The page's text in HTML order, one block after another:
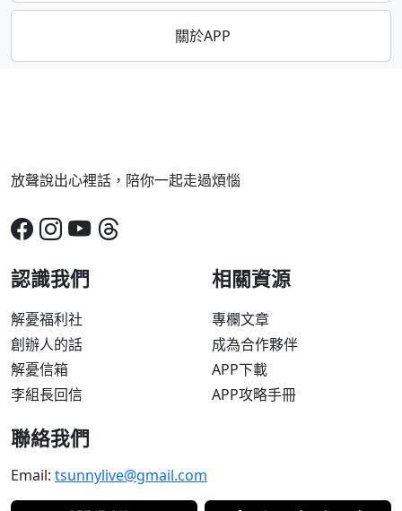
關於APP
放聲說出心裡話，陪你一起走過煩惱
認識我們
解憂福利社
創辦人的話
解憂信箱
李組長回信
相關資源
專欄文章
成為合作夥伴
APP下載
APP攻略手冊
聯絡我們
Email: tsunnylive@gmail.com